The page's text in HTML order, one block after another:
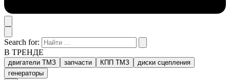
Search for:
В ТРЕНДЕ
двигатели ТМЗ запчасти КПП ТМЗ
диски сцепления
генераторы